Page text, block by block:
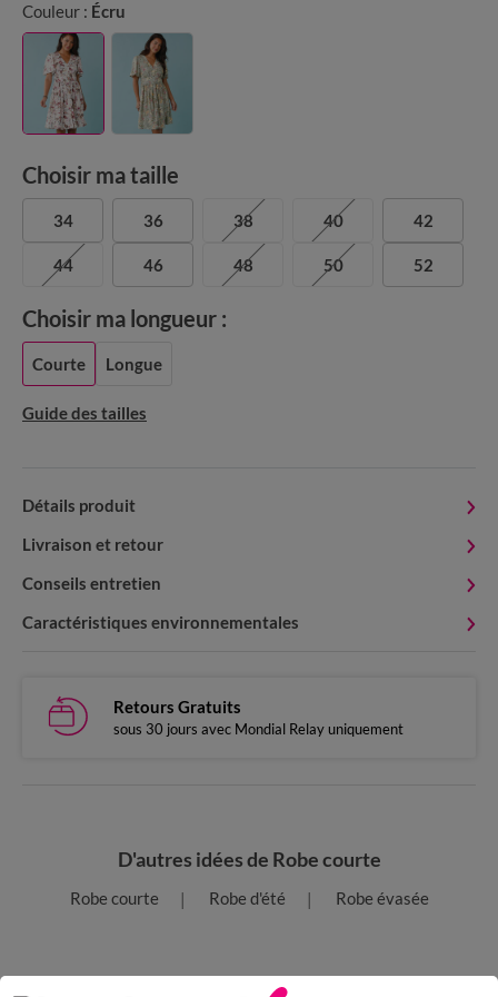
Couleur : Écru
Choisir ma taille
34 36 38 40 42
44 46 48 50 52
Guide des tailles
Choisir ma longueur :
Courte Longue
Détails produit
Livraison et retour
Conseils entretien
Caractéristiques environnementales
Retours Gratuits
sous 30 jours avec Mondial Relay uniquement
D'autres idées de Robe courte
Robe courte Robe d'été Robe évasée